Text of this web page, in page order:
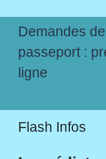
Demandes
passeport :
ligne
Flash Infos